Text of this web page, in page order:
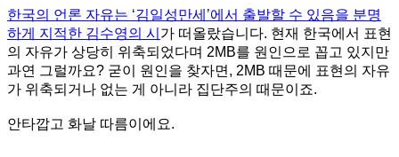
한국의 언론 자유는 ‘김일성만세’에서 출발할 수 있음을 분명
하게 지적한 김수영의 시 가 떠올랐습니다. 현재 한국에서 표현
의 자유가 상당히 위축되었다며 2MB를 원인으로 꼽고 있지만
과연 그럴까요? 굳이 원인을 찾자면, 2MB 때문에 표현의 자유
가 위축되거나 없는 게 아니라 집단주의 때문이죠.
안타깝고 화날 따름이에요.